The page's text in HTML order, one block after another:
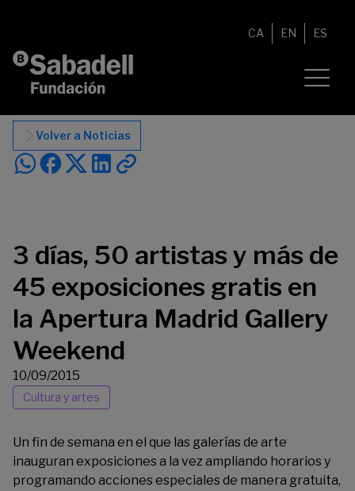
CA EN ES
Volver a Noticias
3 días, 50 artistas y más de
45 exposiciones gratis en
la Apertura Madrid Gallery
Weekend
10/09/2015
Cultura y artes
Un fin de semana en el que las galerías de arte
inauguran exposiciones a la vez ampliando horarios y
programando acciones especiales de manera gratuita,